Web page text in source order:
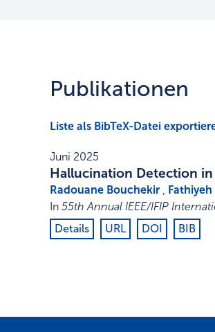
Publikationen
Liste als BibTeX-Datei
Juni 2025
Hallucination Detection in
Radouane Bouchekir ,
In 55th Annual IEEE/IFIP
Details
URL DOI BIB